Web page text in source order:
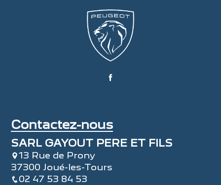
Contactez-nous
SARL GAYOUT PERE ET FILS
13 Rue de Prony
37300 Joué-les-Tours
02 47 53 84 53